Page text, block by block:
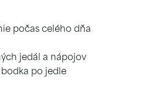
počas celého dňa
jedál a nápojov
bodka po jedle